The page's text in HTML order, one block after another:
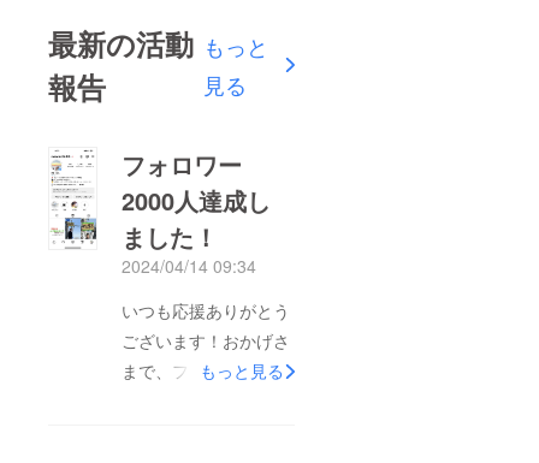
最新の活動
報告
もっと
見る
フォロワー
2000人達成し
ました！
2024/04/14 09:34
いつも応援ありがとう
ございます！おかげさ
まで、フォロワー
もっと見る